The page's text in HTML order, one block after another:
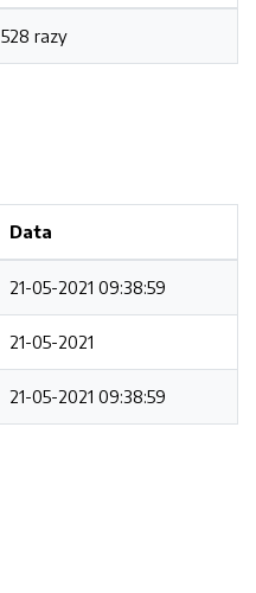
528 razy
Data
21-05-2021 09:38:59
21-05-2021
21-05-2021 09:38:59